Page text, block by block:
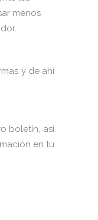
menos
y de ahí
boletín, así
en tu